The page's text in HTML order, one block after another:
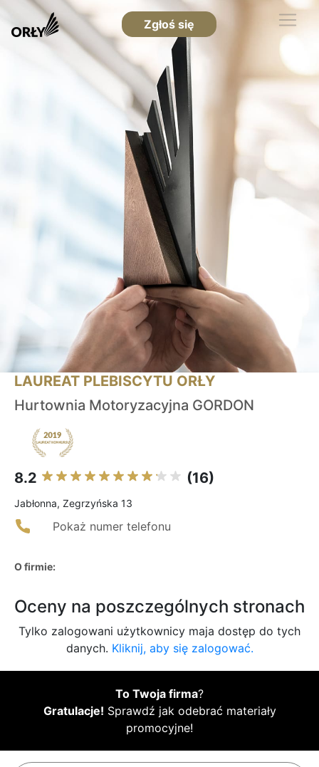
Zgłoś się
LAUREAT PLEBISCYTU ORŁY
Hurtownia Motoryzacyjna GORDON
8.2 (16)
Jabłonna, Zegrzyńska 13
Pokaż numer telefonu
O firmie:
Oceny na poszczególnych stronach
Tylko zalogowani użytkownicy maja dostęp do tych
danych. Kliknij, aby się zalogować.
To Twoja firma?
Gratulacje! Sprawdź jak odebrać materiały
promocyjne!